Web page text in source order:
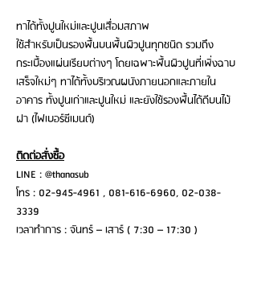
ทาได้ทั้งปูนใหม่และปูนเสื่อมสภาพ
ใช้สำหรับเป็นรองพื้นบนพื้นผิวปูนทุกชนิด รวมถึง
กระเบื้องแผ่นเรียบต่างๆ โดยเฉพาะพื้นผิวปูนที่เพิ่งฉาบ
เสร็จใหม่ๆ ทาได้ทั้งบริเวณผนังภายนอกและภายใน
อาคาร ทั้งปูนเก่าและปูนใหม่ และยังใช้รองพื้นได้ดีบนไม้
ฝา (ไฟเบอร์ซีเมนต์)
ติดต่อสั่งซื้อ
LINE : @thanasub
โทร : 02-945-4961 , 081-616-6960, 02-038-
3339
เวลาทำการ : จันทร์ – เสาร์ ( 7:30 – 17:30 )